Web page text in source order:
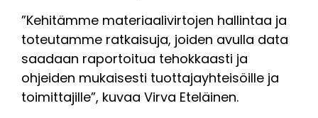
”Kehitämme materiaalivirtojen hallintaa ja
toteutamme ratkaisuja, joiden avulla data
saadaan raportoitua tehokkaasti ja
ohjeiden mukaisesti tuottajayhteisöille ja
toimittajille”, kuvaa Virva Eteläinen.